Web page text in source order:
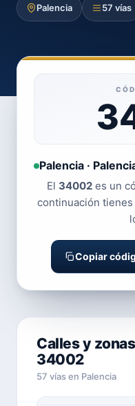
Palencia 57 vías
Palencia ·
El 34002 es un
continuación
Copiar
Calles y
34002
57 vías en Palencia